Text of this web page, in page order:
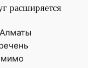
расширяется